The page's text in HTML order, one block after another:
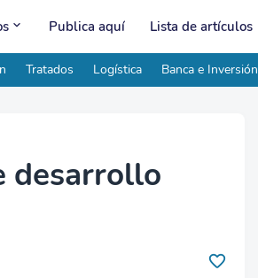
Publica aquí Lista de artículos
Tratados Logística Banca e Inversión
desarrollo